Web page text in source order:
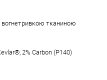
вогнетривкою тканиною
2% Carbon (P140)